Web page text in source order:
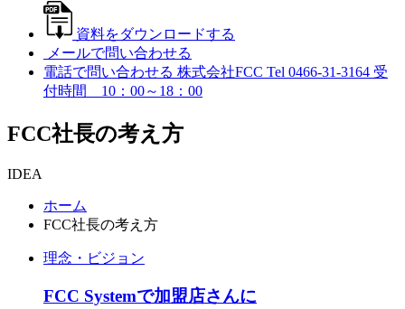
資料をダウンロードする
メールで問い合わせる
電話で問い合わせる 株式会社FCC Tel 0466-31-3164 受
付時間 10：00～18：00
FCC社長の考え方
IDEA
ホーム
FCC社長の考え方
理念・ビジョン
FCC Systemで加盟店さんに